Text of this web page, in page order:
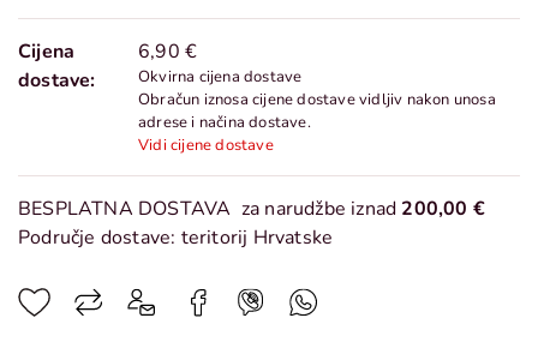
Cijena
dostave:
6,90 €
Okvirna cijena dostave
Obračun iznosa cijene dostave vidljiv nakon unosa
adrese i načina dostave.
Vidi cijene dostave
BESPLATNA DOSTAVA za narudžbe iznad 200,00 €
Područje dostave: teritorij Hrvatske